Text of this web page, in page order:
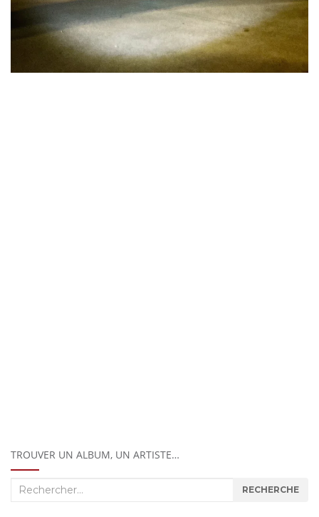
TROUVER UN ALBUM, UN ARTISTE…
Recherche
RECHERCHE